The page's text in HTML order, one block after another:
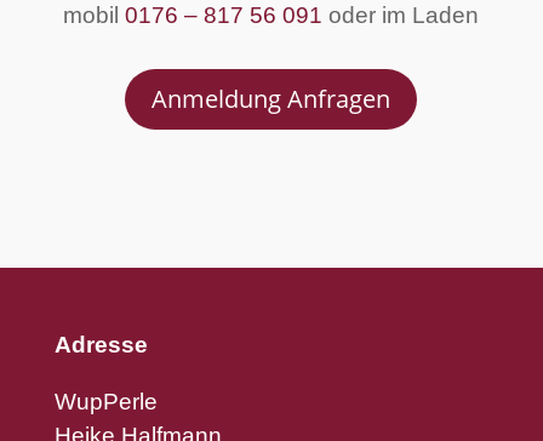
mobil 0176 – 817 56 091 oder im Laden
Anmeldung Anfragen
Adresse
WupPerle
Heike Halfmann